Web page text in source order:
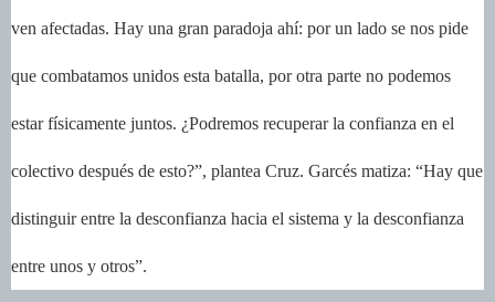
ven afectadas. Hay una gran paradoja ahí: por un lado se nos pide
que combatamos unidos esta batalla, por otra parte no podemos
estar físicamente juntos. ¿Podremos recuperar la confianza en el
colectivo después de esto?”, plantea Cruz. Garcés matiza: “Hay que
distinguir entre la desconfianza hacia el sistema y la desconfianza
entre unos y otros”.